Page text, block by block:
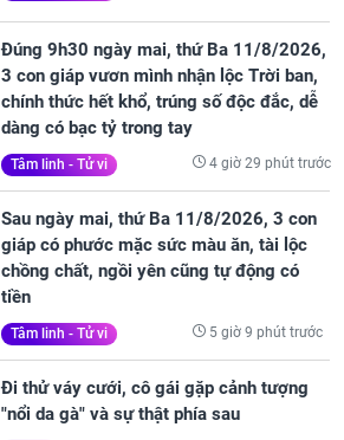
Đúng 9h30 ngày mai, thứ Ba 11/8/2026,
3 con giáp vươn mình nhận lộc Trời ban,
chính thức hết khổ, trúng số độc đắc, dễ
dàng có bạc tỷ trong tay
Tâm linh - Tử vi 4 giờ 29 phút trước
Sau ngày mai, thứ Ba 11/8/2026, 3 con
giáp có phước mặc sức màu ăn, tài lộc
chồng chất, ngồi yên cũng tự động có
tiền
Tâm linh - Tử vi 5 giờ 9 phút trước
Đi thử váy cưới, cô gái gặp cảnh tượng
"nổi da gà" và sự thật phía sau